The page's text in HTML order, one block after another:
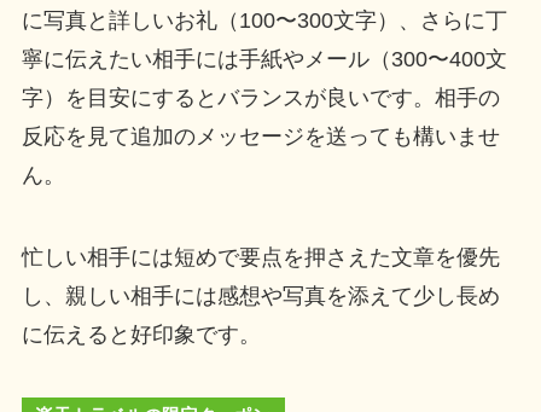
に写真と詳しいお礼（100〜300文字）、さらに丁
寧に伝えたい相手には手紙やメール（300〜400文
字）を目安にするとバランスが良いです。相手の
反応を見て追加のメッセージを送っても構いませ
ん。
忙しい相手には短めで要点を押さえた文章を優先
し、親しい相手には感想や写真を添えて少し長め
に伝えると好印象です。